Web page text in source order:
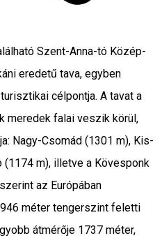
Szent-Anna-tó Közép-
eredetű tava, egyben
célpontja. A tavat a
meredek falai veszik körül,
Nagy-Csomád (1301 m), Kis-
(1174 m), illetve a Kövesponk
az Európában
méter tengerszint feletti
átmérője 1737 méter,